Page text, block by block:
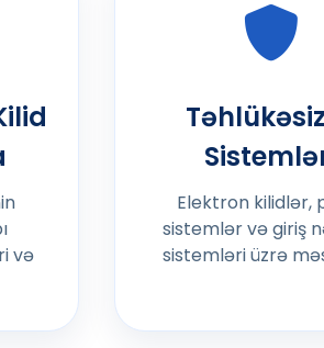
və
Elektron kilidlər,
sistemlər və giriş
sistemləri üzrə